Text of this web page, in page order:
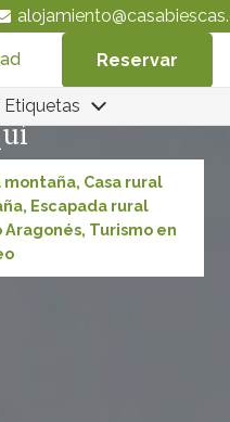
Reservar
Etiquetasen las
montaña, Casa rural
, Escapada rural
Aragonés, Turismo en